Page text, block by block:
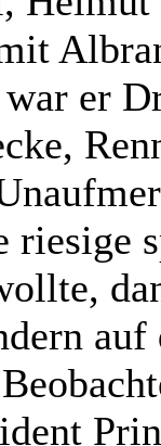
er
riesige